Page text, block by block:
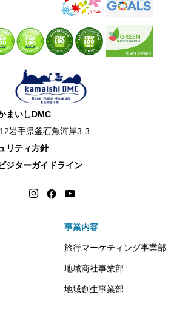
まいしDMC
岩手県釜石魚河岸3-3
リティ方針
ジターガイドライン
事業内容
旅行マーケティング事業部
地域商社事業部
地域創生事業部